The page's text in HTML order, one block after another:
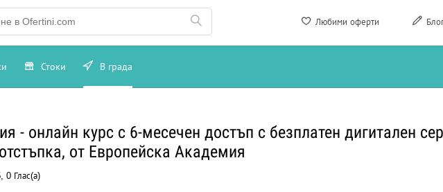
Любими оферти
Стоки В града
- онлайн курс с 6-месечен достъп с безплатен дигитален
от Европейска Академия
, 0 Глас(а)